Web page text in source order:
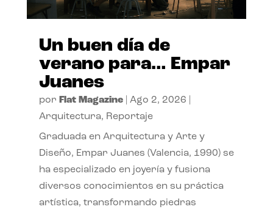
Un buen día de
verano para… Empar
Juanes
por Flat Magazine| Ago 2, 2026
Arquitectura, Reportaje
Graduada en Arquitectura y Arte y
Diseño, Empar Juanes (Valencia, 1990) se
ha especializado en joyería y fusiona
diversos conocimientos en su práctica
artística, transformando piedras